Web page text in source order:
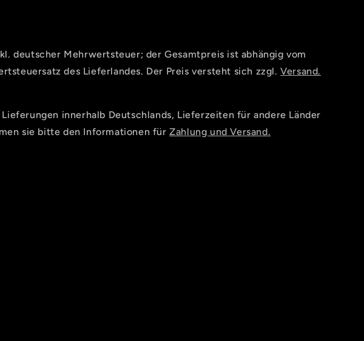
deutscher Mehrwertsteuer; der Gesamtpreis ist abhängig vom
des Lieferlandes. Der Preis versteht sich zzgl.Versand.
innerhalb Deutschlands, Lieferzeiten für andere Länder
sie bitte den Informationen fürZahlung und Versand.